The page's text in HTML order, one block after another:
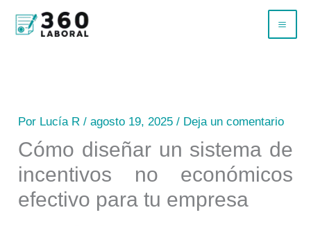
Por Lucía R/agosto 19, 2025/ Deja un comentario
Cómo diseñar un sistema de
incentivos no económicos
efectivo para tu empresa
B
u
r